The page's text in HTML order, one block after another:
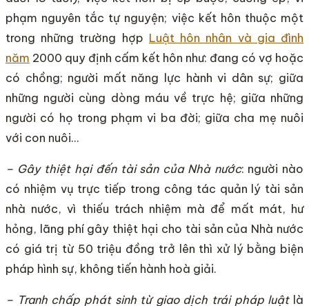
phạm nguyên tắc tự nguyện; việc kết hôn thuộc một
trong những trường hợp Luật hôn nhân và gia đình
năm 2000 quy định cấm kết hôn như: đang có vợ hoặc
có chồng; người mất năng lực hành vi dân sự; giữa
những người cùng dòng máu về trực hệ; giữa những
người có họ trong phạm vi ba đời; giữa cha mẹ nuôi
với con nuôi…
– Gây thiệt hại đến tài sản của Nhà nước: người nào
có nhiệm vụ trực tiếp trong công tác quản lý tài sản
nhà nước, vì thiếu trách nhiệm mà để mất mát, hư
hỏng, lãng phí gây thiệt hại cho tài sản của Nhà nước
có giá trị từ 50 triệu đồng trở lên thì xử lý bằng biện
pháp hình sự, không tiến hành hoà giải.
– Tranh chấp phát sinh từ giao dịch trái pháp luậtlà